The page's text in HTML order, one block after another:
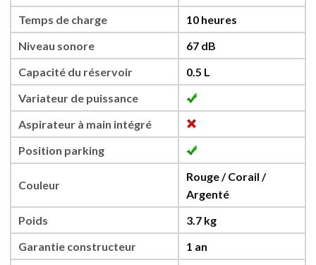
Temps de charge
10 heures
Niveau sonore
67 dB
Capacité du réservoir
0.5 L
Variateur de puissance
Aspirateur à main intégré
Position parking
Couleur
Rouge / Corail /
Argenté
Poids
3.7 kg
Garantie constructeur
1 an